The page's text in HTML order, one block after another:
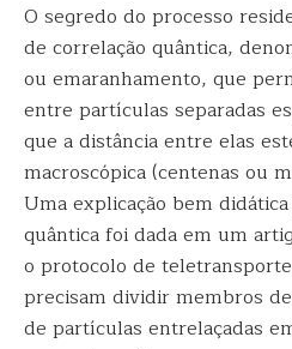
O segredo do processo
de correlação quântica,
ou emaranhamento, que
entre partículas separadas
que a distância entre elas
macroscópica (centenas ou
Uma explicação bem
quântica foi dada em um
o protocolo de
precisam dividir membros
de partículas entrelaçadas